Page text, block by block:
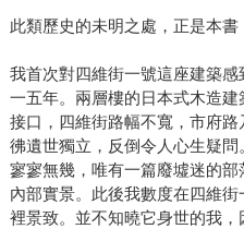
此類歷史的未明之處，正是本書
我首次對四維街一號這座建築
一五年。兩層樓的日本式木造
接口，四維街路幅不寬，市府
彿遺世獨立，反倒令人心生疑
寥寥無幾，唯有一篇廢墟迷的
內部實景。此後我數度在四維
裡景致。並不知曉它身世的我